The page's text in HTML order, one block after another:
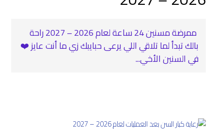
‍ ممرضة مسنين 24 ساعة لعام 2026 – 2027 راحة
بالك تبدأ لما تلاقي اللي يرعى حبايبك زي ما أنت عايز ❤️‍
في السنين الأخي...